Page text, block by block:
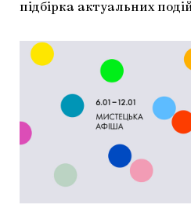
підбірка актуальних